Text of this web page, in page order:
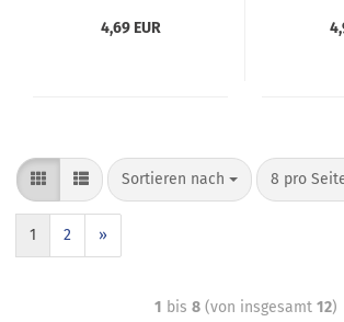
4,69 EUR
Sortieren nach 8 pro
1 2 »
1 bis 8(von insgesamt 12)